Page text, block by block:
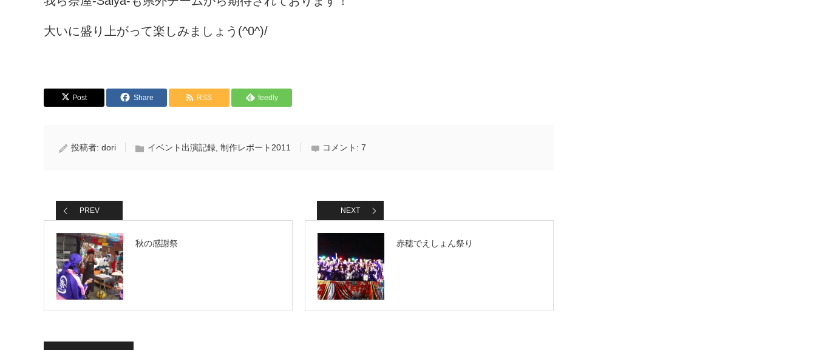
大いに盛り上がって楽しみましょう(^0^)/
Post Share RSS feedly
投稿者: dori イベント出演記録 制作レポート2011 コメント: 7
PREV
秋の感謝祭
NEXT
赤穂でえしょん祭り